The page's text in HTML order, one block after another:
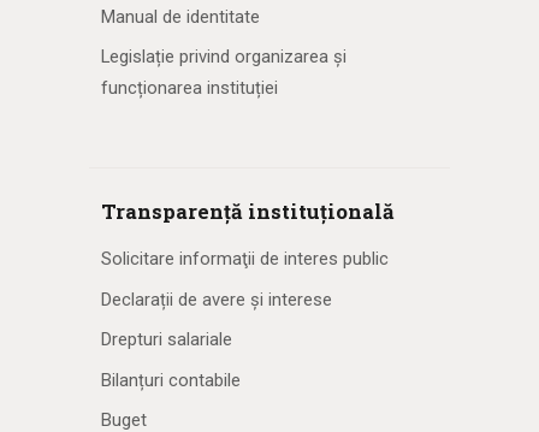
Manual de identitate
Legislație privind organizarea și
funcționarea instituției
Transparență instituțională
Solicitare informaţii de interes public
Declarații de avere și interese
Drepturi salariale
Bilanțuri contabile
Buget